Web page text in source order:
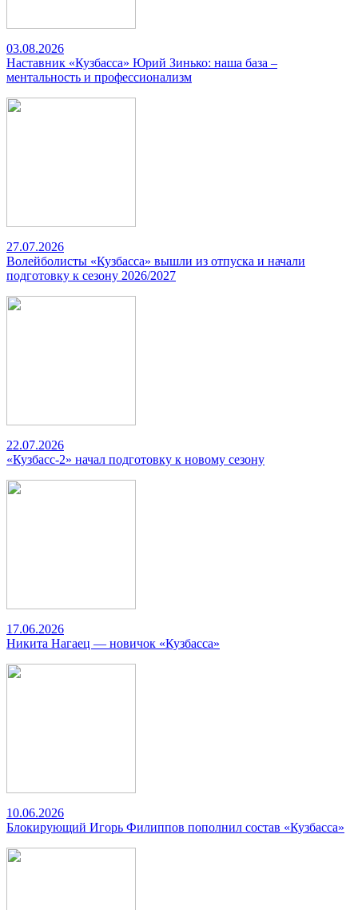
03.08.2026
Наставник «Кузбасса» Юрий Зинько: наша база –
ментальность и профессионализм
27.07.2026
Волейболисты «Кузбасса» вышли из отпуска и начали
подготовку к сезону 2026/2027
22.07.2026
«Кузбасс-2» начал подготовку к новому сезону
17.06.2026
Никита Нагаец — новичок «Кузбасса»
10.06.2026
Блокирующий Игорь Филиппов пополнил состав «Кузбасса»